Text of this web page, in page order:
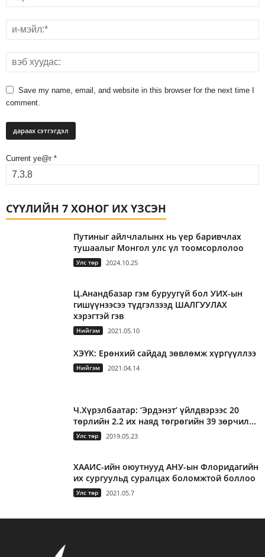
Save my name, email, and website in this browser for the next time I
comment.
Current ye@r *
СҮҮЛИЙН 7 ХОНОГ ИХ ҮЗСЭН
Путиныг айлчлалынх нь үер баривчлах
тушаалыг Монгол улс үл тоомсорлолоо
Улс төр 2024.10.25
Ц.Анандбазар гэм буруугүй бол УИХ-ын
гишүүнээсээ түдгэлзээд ШАЛГУУЛАХ
хэрэгтэй гэв
Нийгэм 2021.05.10
ХЭҮК: Ерөнхий сайдад зөвлөмж хүргүүллээ
Нийгэм 2021.04.14
Ч.Хүрэлбаатар: ‘Эрдэнэт’ үйлдвэрээс 20
төрлийн 2.2 их наяд төгрөгийн 39 зөрчил...
Улс төр 2019.05.23
ХААИС-ийн оюутнууд АНУ-ын Флоридагийн
их сургуульд суралцах боломжтой боллоо
Улс төр 2021.05.7